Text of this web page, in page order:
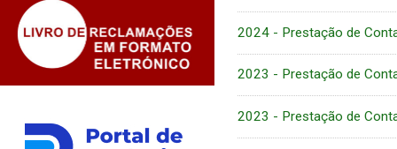
2024 - Prestação de
2023 - Prestação de
2023 - Prestação de